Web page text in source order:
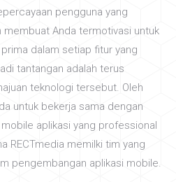
pengguna yang
membuat Anda termotivasi untuk
dalam setiap fitur yang
tantangan adalah terus
teknologi tersebut. Oleh
untuk bekerja sama dengan
aplikasi yang professional
RECTmedia memilki tim yang
pengembangan aplikasi mobile.